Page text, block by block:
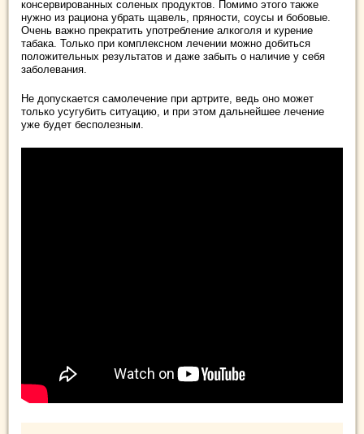
консервированных соленых продуктов. Помимо этого также
нужно из рациона убрать щавель, пряности, соусы и бобовые.
Очень важно прекратить употребление алкоголя и курение
табака. Только при комплексном лечении можно добиться
положительных результатов и даже забыть о наличие у себя
заболевания.
Не допускается самолечение при артрите, ведь оно может
только усугубить ситуацию, и при этом дальнейшее лечение
уже будет бесполезным.